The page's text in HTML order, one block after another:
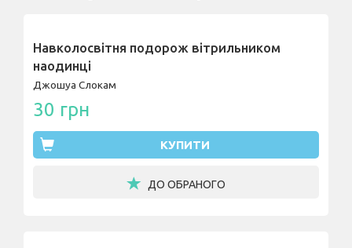
Навколосвітня подорож вітрильником
наодинці
Джошуа Слокам
30 грн
КУПИТИ
ДО ОБРАНОГО